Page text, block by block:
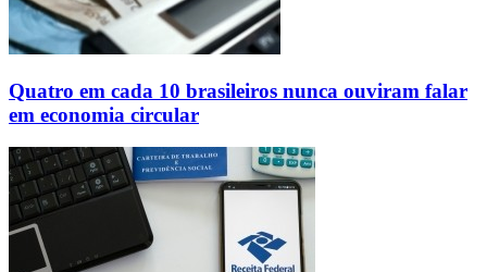
Quatro em cada 10 brasileiros nunca ouviram falar
em economia circular